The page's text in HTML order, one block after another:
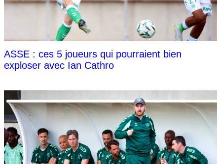
ASSE : ces 5 joueurs qui pourraient bien
exploser avec Ian Cathro